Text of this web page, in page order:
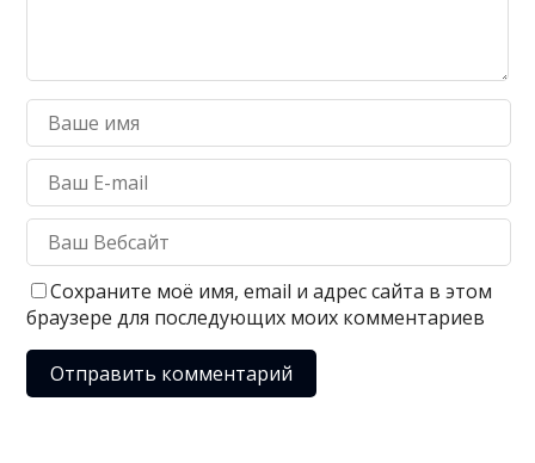
Сохраните моё имя, email и адрес сайта в этом
браузере для последующих моих комментариев